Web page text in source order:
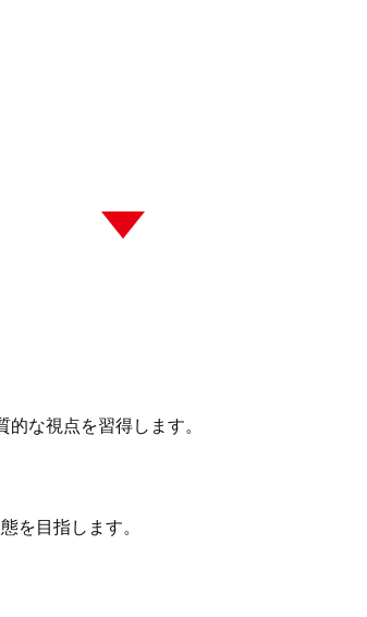
な視点を習得します。
を目指します。